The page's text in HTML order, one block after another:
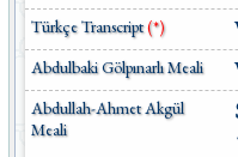
Türkçe Transcript(*)
Abdulbaki Gölpınarlı Meali
Abdullah-Ahmet Akgül
Meali